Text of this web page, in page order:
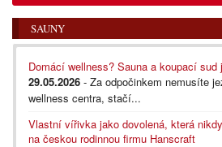
SAUNY
Domácí wellness? Sauna a koupací sud
29.05.2026 - Za odpočinkem nemusíte
wellness centra, stačí...
Vlastní vířivka jako dovolená, která
na českou rodinnou firmu Hanscraft